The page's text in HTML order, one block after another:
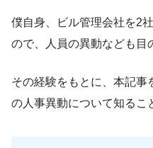
僕自身、ビル管理会社を2
ので、人員の異動なども目
その経験をもとに、本記事
の人事異動について知るこ